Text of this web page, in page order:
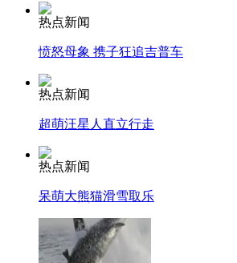
热点新闻
愤怒母象 携子狂追吉普车
热点新闻
超萌汪星人直立行走
热点新闻
呆萌大熊猫滑雪取乐